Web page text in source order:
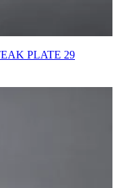
PLATE 29